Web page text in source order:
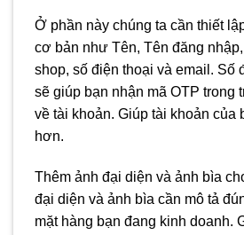
Ở phần này chúng ta cần thiết
cơ bản như Tên, Tên đăng
shop, số điện thoại và email. Số
sẽ giúp bạn nhận mã OTP
về tài khoản. Giúp tài khoản của
hơn.
Thêm ảnh đại diện và ảnh bìa
đại diện và ảnh bìa cần mô tả
mặt hàng bạn đang kinh doanh.